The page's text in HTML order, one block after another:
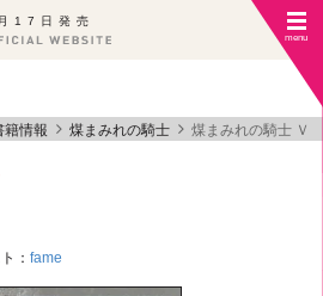
17日発売
籍情報 煤まみれの騎士 煤まみれの騎士 Ｖ
： fame